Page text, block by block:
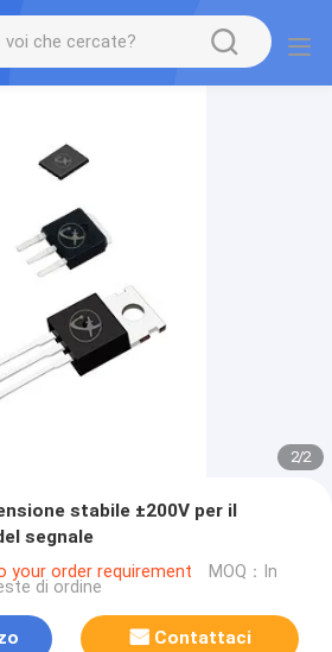
2/2
stabile ±200V per il
segnale
your order requirement MOQ：In
di ordine
Contattaci